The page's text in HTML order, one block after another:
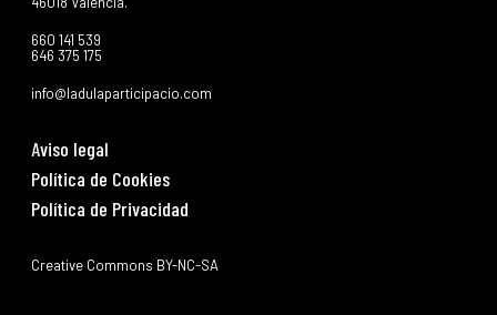
660 141 539
646 375 175
info@ladulaparticipacio.com
Aviso legal
Política de Cookies
Política de Privacidad
Creative Commons BY-NC-SA